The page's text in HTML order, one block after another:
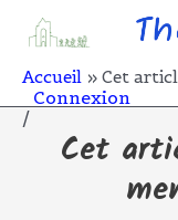
contenu
Accueil Cet
Connexion
/
Cet